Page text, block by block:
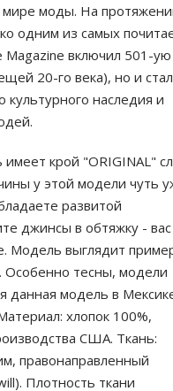
моды. На
одним из самых
включил 501-ую
20-го века), но и
наследия и
крой "ORIGINAL"
у этой модели чуть
развитой
джинсы в обтяжку - вас
Модель выглядит
Особенно тесны, модели
данная модель в
хлопок 100%,
США. Ткань:
правонаправленный
Плотность ткани